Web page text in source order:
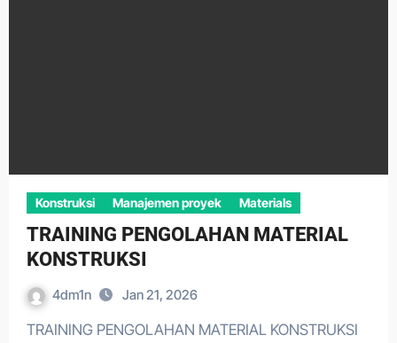
Konstruksi Manajemen proyek Materials
TRAINING PENGOLAHAN MATERIAL
KONSTRUKSI
4dm1n Jan 21, 2026
TRAINING PENGOLAHAN MATERIAL KONSTRUKSI